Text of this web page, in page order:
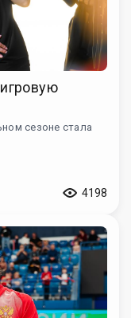
сезоне стала
4198